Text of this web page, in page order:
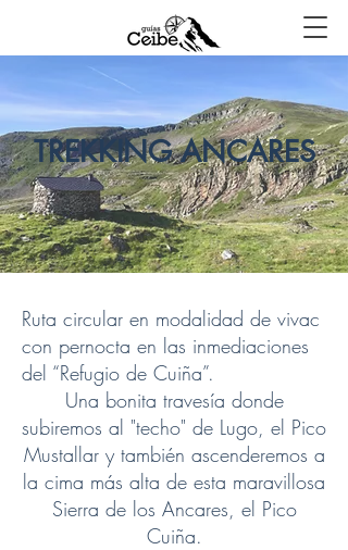
TREKKING ANCARES
Ruta circular en modalidad de vivac
con pernocta en las inmediaciones
del “Refugio de Cuiña”.
Una bonita travesía donde
subiremos al "techo" de Lugo, el Pico
Mustallar y también ascenderemos a
la cima más alta de esta maravillosa
Sierra de los Ancares, el Pico
Cuiña.